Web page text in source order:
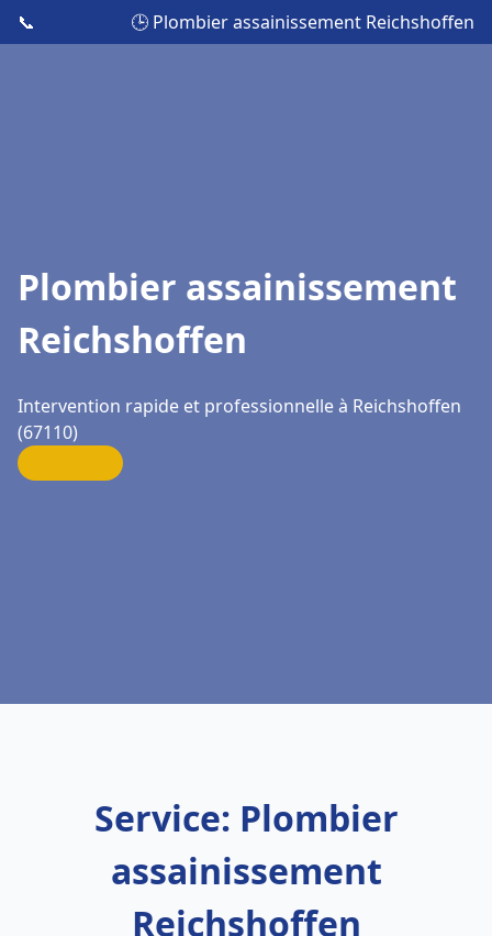
📞 🕒 Plombier assainissement Reichshoffen
Plombier assainissement
Reichshoffen
Intervention rapide et professionnelle à Reichshoffen
(67110)
Service: Plombier
assainissement
Reichshoffen